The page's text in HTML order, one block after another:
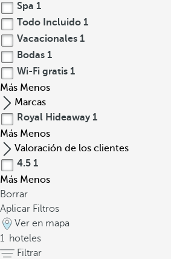
Spa 1
Todo Incluido 1
Vacacionales 1
Bodas 1
Wi-Fi gratis 1
Más Menos
Marcas
Royal Hideaway 1
Más Menos
Valoración de los clientes
4.5 1
Más Menos
Borrar
Aplicar Filtros
Ver en mapa
1 hoteles
Filtrar